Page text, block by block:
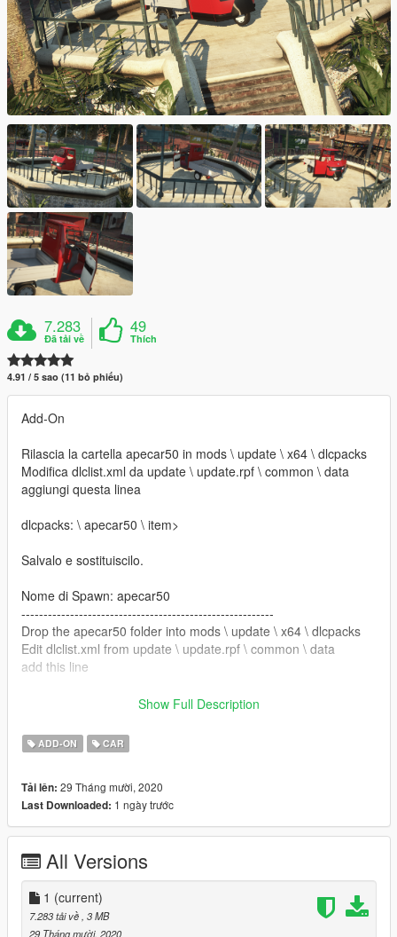
7.283
Đã tải về
49
Thích
4.91 / 5 sao (11 bỏ phiếu)
Add-On
Rilascia la cartella apecar50 in mods \ update \ x64 \ dlcpacks
Modifica dlclist.xml da update \ update.rpf \ common \ data
aggiungi questa linea
dlcpacks: \ apecar50 \ item>
Salvalo e sostituiscilo.
Nome di Spawn: apecar50
---------------------------------------------------------
Drop the apecar50 folder into mods \ update \ x64 \ dlcpacks
Edit dlclist.xml from update \ update.rpf \ common \ data
add this line
dlcpacks: \ apecar50 \ item>
Save and replace it.
---------------------------------------------------------
Credits:
ape-50.html
Converted by: Rena
---------------------------------------------------------
"ATTENZIONE"
Show Full Description
ADD-ON CAR
Tải lên: 29 Tháng mười, 2020
Last Downloaded: 1 ngày trước
All Versions
1 (current)
7.283 tải về , 3 MB
29 Tháng mười, 2020